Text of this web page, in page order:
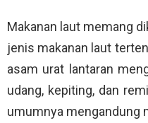
Makanan laut memang
jenis makanan laut
asam urat lantaran
udang, kepiting, dan
umumnya mengandung